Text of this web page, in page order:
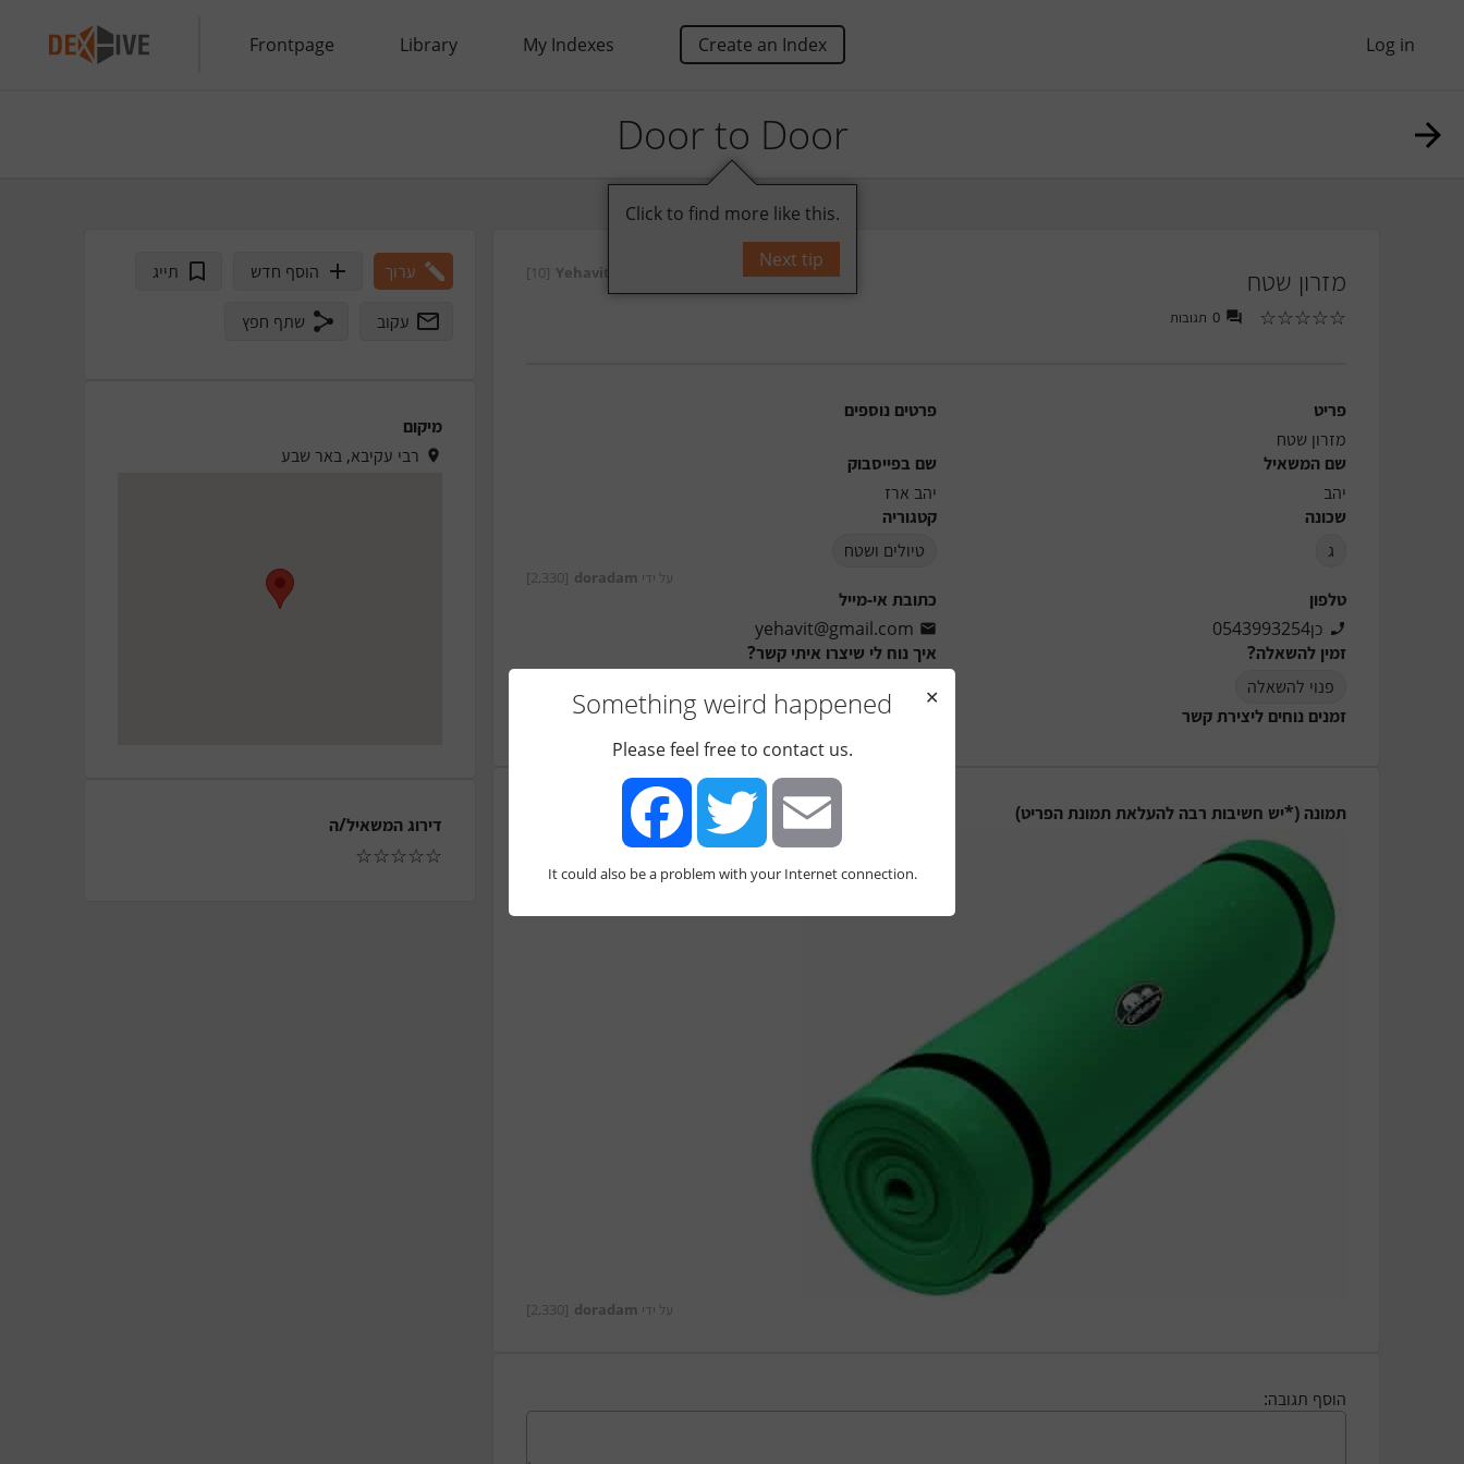
Frontpage Library My Indexes Create an Index Log in
Door to Door
מזרון שטח Yehavit
[10]
☆
☆
☆
☆
☆
0 תגובות
פריט
מזרון שטח
פרטים נוספים
שם המשאיל
יהב
שם בפייסבוק
יהב ארז
שכונה
ג
קטגוריה
טיולים ושטח
על ידי doradam
[2,330]
טלפון
0543993254כן
כתובת אי-מייל
yehavit@gmail.com
זמין להשאלה?
פנוי להשאלה
איך נוח לי שיצרו איתי קשר?
זמנים נוחים ליצירת קשר
תמונה (*יש חשיבות רבה להעלאת תמונת הפריט)
על ידי doradam
[2,330]
הוסף תגובה:
ערוך הוסף חדש תייג
עקוב שתף חפץ
מיקום
רבי עקיבא, באר שבע
דירוג המשאיל/ה
☆
☆
☆
☆
☆
Something weird happened ✕
Please feel free to contact us.
FacebookTwitter Email
It could also be a problem with your Internet connection.
Click to find more like this.
Next tip